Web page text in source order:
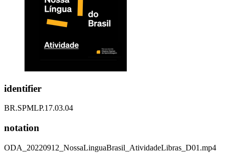
identifier
BR.SPMLP.17.03.04
notation
ODA_20220912_NossaLinguaBrasil_AtividadeLibras_D01.mp4